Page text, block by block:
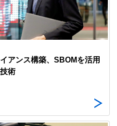
アンス構築、SBOMを活用
術